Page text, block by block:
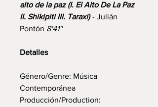
alto de la paz (I. El Alto De La Paz
II. Shikipiti III. Taraxi) - Julián
Pontón 8'41''
Detalles
Género/Genre: Música
Contemporánea
Producción/Production: